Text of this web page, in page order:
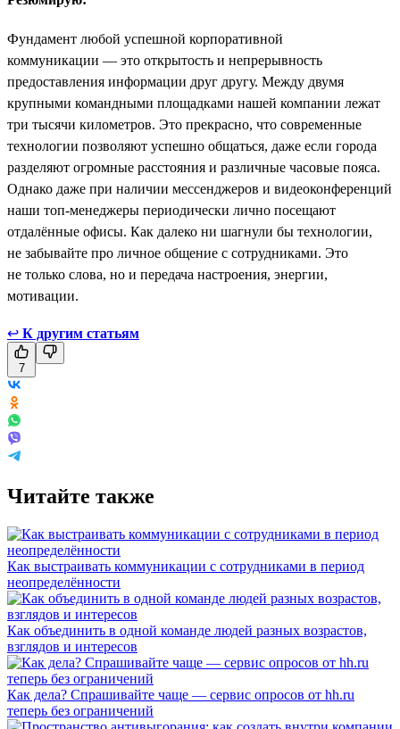
Фундамент любой успешной корпоративной
коммуникации — это открытость и непрерывность
предоставления информации друг другу. Между двумя
крупными командными площадками нашей компании лежат
три тысячи километров. Это прекрасно, что современные
технологии позволяют успешно общаться, даже если города
разделяют огромные расстояния и различные часовые пояса.
Однако даже при наличии мессенджеров и видеоконференций
наши топ-менеджеры периодически лично посещают
отдалённые офисы. Как далеко ни шагнули бы технологии,
не забывайте про личное общение с сотрудниками. Это
не только слова, но и передача настроения, энергии,
мотивации.
↩ К другим статьям
7
Читайте также
Как выстраивать коммуникации с сотрудниками в период
неопределённости
Как объединить в одной команде людей разных возрастов,
взглядов и интересов
Как дела? Спрашивайте чаще — сервис опросов от hh.ru
теперь без ограничений